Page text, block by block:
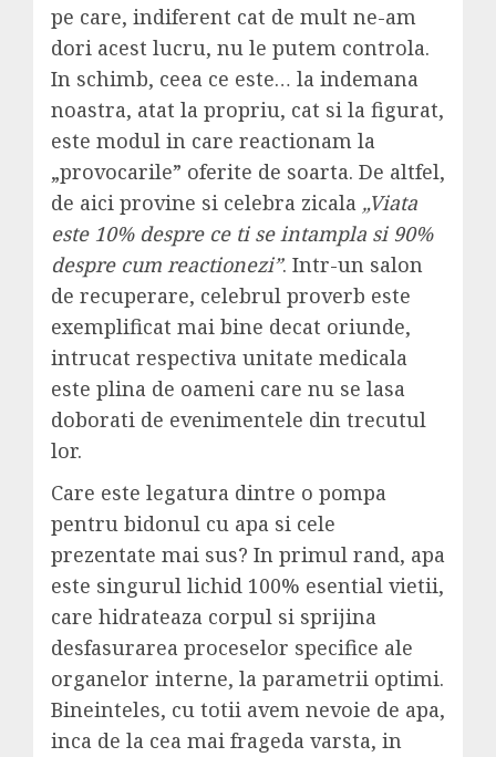
pe care, indiferent cat de mult ne-am
dori acest lucru, nu le putem controla.
In schimb, ceea ce este… la indemana
noastra, atat la propriu, cat si la figurat,
este modul in care reactionam la
„provocarile” oferite de soarta. De altfel,
de aici provine si celebra zicala „Viata
este 10% despre ce ti se intampla si 90%
despre cum reactionezi”. Intr-un salon
de recuperare, celebrul proverb este
exemplificat mai bine decat oriunde,
intrucat respectiva unitate medicala
este plina de oameni care nu se lasa
doborati de evenimentele din trecutul
lor.
Care este legatura dintre o pompa
pentru bidonul cu apa si cele
prezentate mai sus? In primul rand, apa
este singurul lichid 100% esential vietii,
care hidrateaza corpul si sprijina
desfasurarea proceselor specifice ale
organelor interne, la parametrii optimi.
Bineinteles, cu totii avem nevoie de apa,
inca de la cea mai frageda varsta, in